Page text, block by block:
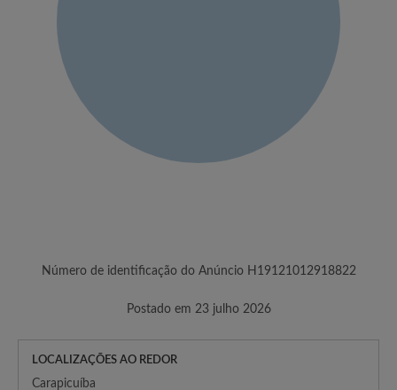
Número de identificação do Anúncio H19121012918822
Postado em 23 julho 2026
LOCALIZAÇÕES AO REDOR
Carapicuíba